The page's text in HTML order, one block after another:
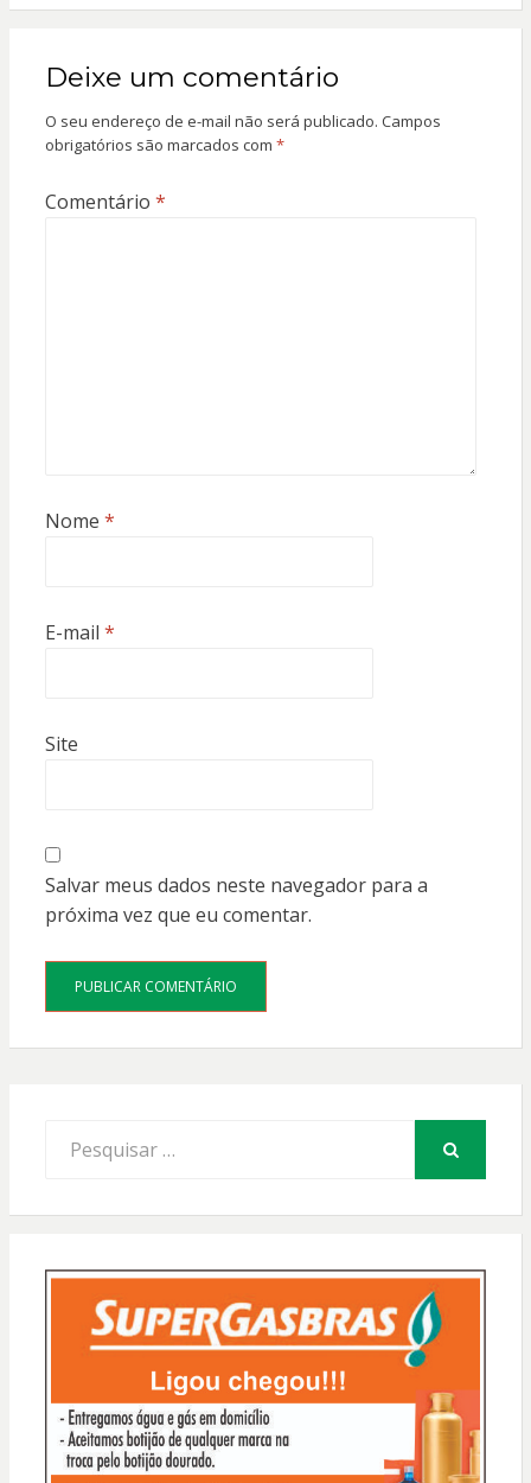
Deixe um comentário
O seu endereço de e-mail não será publicado. Campos
obrigatórios são marcados com *
Comentário *
Nome *
E-mail *
Site
Salvar meus dados neste navegador para a
próxima vez que eu comentar.
por: